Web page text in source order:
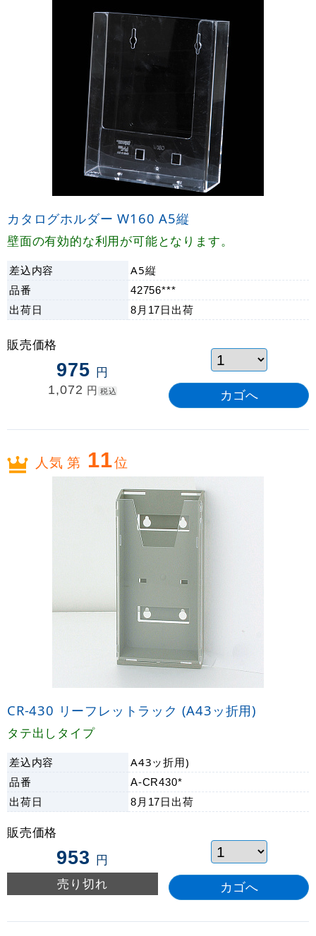
カタログホルダー W160 A5縦
壁面の有効的な利用が可能となります。
差込内容
A5縦
品番
42756***
出荷日 8月17日 出荷
販売価格
975 円
1,072 円 税込
人気 第 11位
CR-430 リーフレットラック (A43ッ折用)
タテ出しタイプ
差込内容
A43ッ折用)
品番
A-CR430*
出荷日 8月17日 出荷
販売価格
953 円
売り切れ